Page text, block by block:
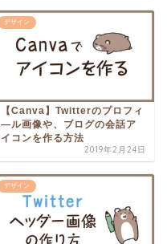
デザイン
【Canva】Twitterのプロフィ
―ル画像や、ブログの会話ア
イコンを作る方法
2019年2月24日
デザイン